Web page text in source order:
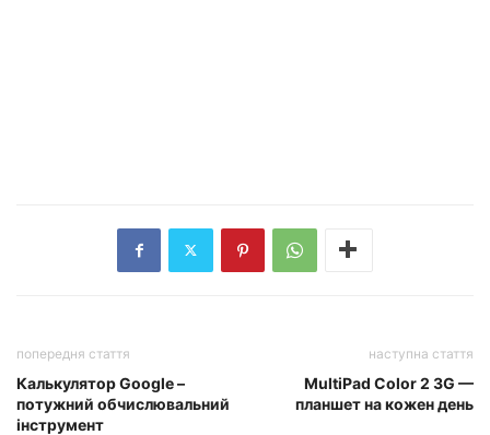
попередня стаття
Калькулятор Google –
потужний обчислювальний
інструмент
наступна стаття
MultiPad Color 2 3G —
планшет на кожен день